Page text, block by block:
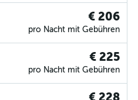
€ 206
pro Nacht mit Gebühren
€ 225
pro Nacht mit Gebühren